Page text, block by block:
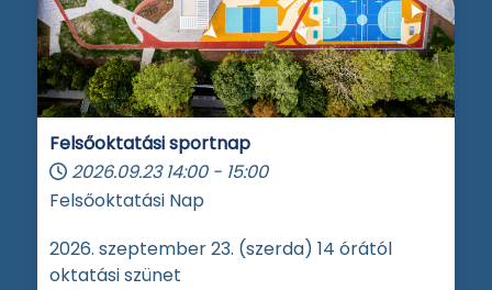
Felsőoktatási sportnap
2026.09.23 14:00 - 15:00
Felsőoktatási Nap
2026. szeptember 23. (szerda) 14 órától
oktatási szünet